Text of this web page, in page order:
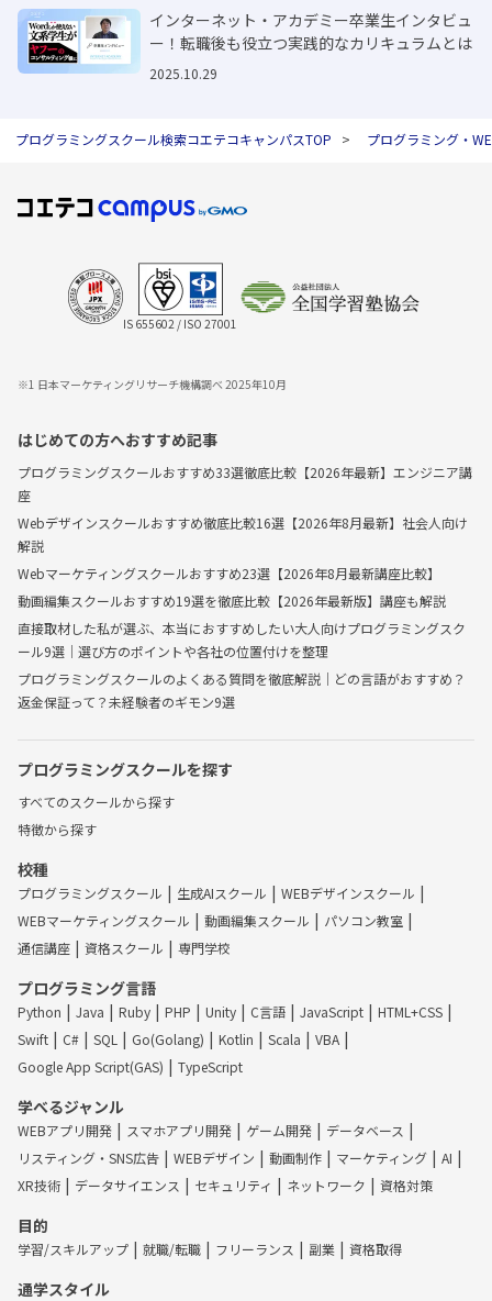
インターネット・アカデミー卒業生インタビュ
ー！転職後も役立つ実践的なカリキュラムとは
2025.10.29
プログラミングスクール検索コエテコキャンパスTOP プログラミング・
IS 655602 / ISO 27001
※1 日本マーケティングリサーチ機構調べ 2025年10月
はじめての方へおすすめ記事
プログラミングスクールおすすめ33選徹底比較【2026年最新】エンジニア講
座
Webデザインスクールおすすめ徹底比較16選【2026年8月最新】社会人向け
解説
Webマーケティングスクールおすすめ23選【2026年8月最新講座比較】
動画編集スクールおすすめ19選を徹底比較【2026年最新版】講座も解説
直接取材した私が選ぶ、本当におすすめしたい大人向けプログラミングスク
ール9選｜選び方のポイントや各社の位置付けを整理
プログラミングスクールのよくある質問を徹底解説｜どの言語がおすすめ？
返金保証って？未経験者のギモン9選
プログラミングスクールを探す
すべてのスクールから探す
特徴から探す
校種
プログラミングスクール 生成AIスクール
WEBデザインスクール
WEBマーケティングスクール
動画編集スクール
パソコン教室
通信講座
資格スクール 専門学校
プログラミング言語
Python Java Ruby PHP Unity C言語 JavaScript
HTML+CSS
Swift
C# SQL Go(Golang) Kotlin Scala
VBA
Google App Script(GAS)
TypeScript
学べるジャンル
WEBアプリ開発 スマホアプリ開発 ゲーム開発
データベース
リスティング・SNS広告
WEBデザイン 動画制作 マーケティング
AI
XR技術
データサイエンス セキュリティ ネットワーク 資格対策
目的
学習/スキルアップ 就職/転職 フリーランス 副業 資格取得
通学スタイル